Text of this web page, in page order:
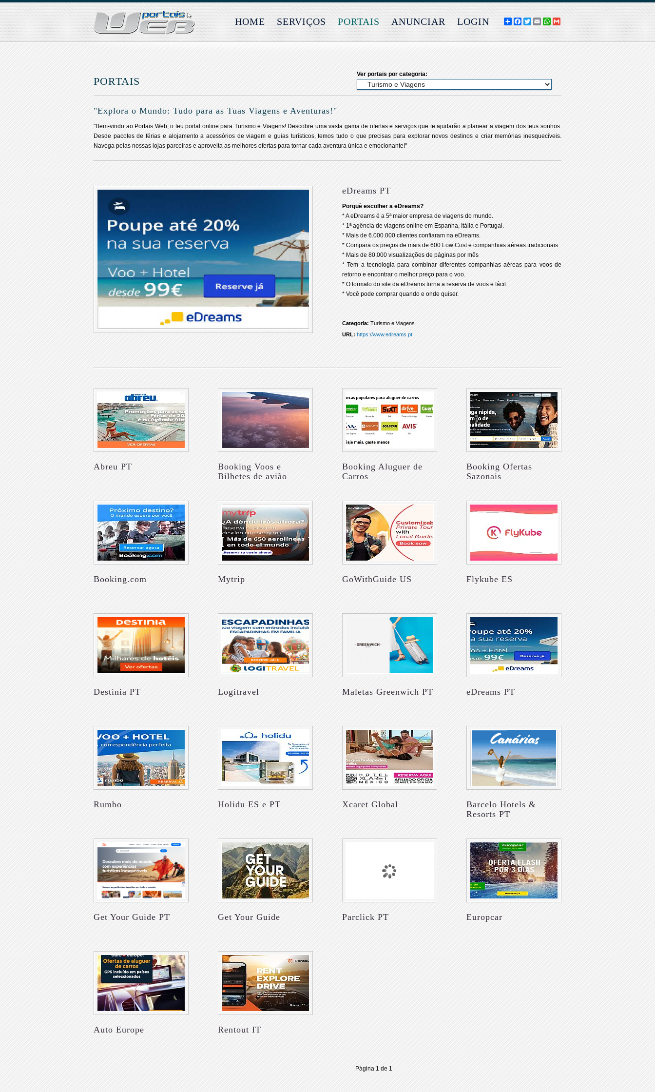
HOME SERVIÇOS PORTAIS ANUNCIAR LOGIN COMPARTILHE
FACEBOOK
TWITTER
EMAIL
WHATSAPP
GMAIL
PORTAIS
Ver portais por categoria:
"Explora o Mundo: Tudo para as Tuas Viagens e Aventuras!"
"Bem-vindo ao Portais Web, o teu portal online para Turismo e Viagens! Descobre uma vasta gama de ofertas e serviços que te ajudarão a planear a viagem dos teus sonhos.
Desde pacotes de férias e alojamento a acessórios de viagem e guias turísticos, temos tudo o que precisas para explorar novos destinos e criar memórias inesquecíveis.
Navega pelas nossas lojas parceiras e aproveita as melhores ofertas para tornar cada aventura única e emocionante!"
eDreams PT
Porquê escolher a eDreams?
* A eDreams é a 5ª maior empresa de viagens do mundo.
* 1ª agência de viagens online em Espanha, Itália e Portugal.
* Mais de 6.000.000 clientes confiaram na eDreams.
* Compara os preços de mais de 600 Low Cost e companhias aéreas tradicionais
* Mais de 80.000 visualizações de páginas por mês
* Tem a tecnologia para combinar diferentes companhias aéreas para voos de
retorno e encontrar o melhor preço para o voo.
* O formato do site da eDreams torna a reserva de voos e fácil.
* Você pode comprar quando e onde quiser.
Categoria: Turismo e Viagens
URL: https://www.edreams.pt
Abreu PT
Booking Voos e
Bilhetes de avião
Booking Aluguer de
Carros
Booking Ofertas
Sazonais
Booking.com Mytrip GoWithGuide US Flykube ES
Destinia PT Logitravel Maletas Greenwich PT eDreams PT
Rumbo Holidu ES e PT Xcaret Global
Barcelo Hotels &
Resorts PT
Get Your Guide PT Get Your Guide Parclick PT Europcar
Auto Europe Rentout IT
Página 1 de 1